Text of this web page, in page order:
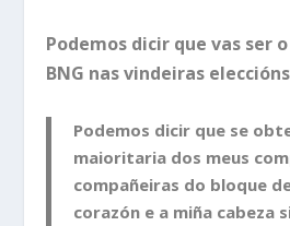
Podemos dicir que vas ser
BNG nas vindeiras
Podemos dicir que se
maioritaria dos meus
compañeiras do bloque
corazón e a miña cabeza